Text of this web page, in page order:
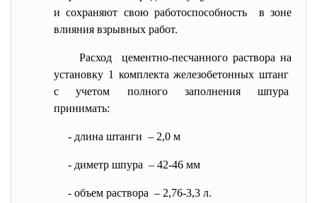
и сохраняют свою работоспособность в зоне
влияния взрывных работ.
Расход цементно-песчанного раствора на
установку 1 комплекта железобетонных штанг
с учетом полного заполнения шпура
принимать:
- длина штанги – 2,0 м
- диметр шпура – 42-46 мм
- объем раствора – 2,76-3,3 л.